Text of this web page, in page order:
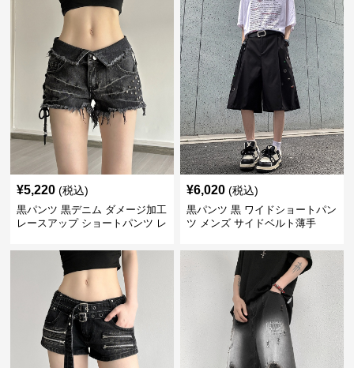
¥5,220 (税込)
黒パンツ 黒デニム ダメージ加工
レースアップ ショートパンツ レ
¥6,020 (税込)
黒パンツ 黒 ワイドショートパン
ツ メンズ サイドベルト薄手